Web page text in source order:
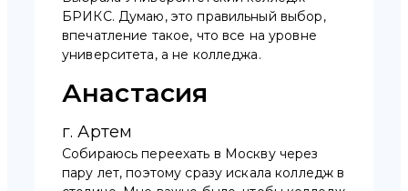
БРИКС. Думаю, это правильный выбор,
впечатление такое, что все на уровне
университета, а не колледжа.
Анастасия
г. Артем
Собираюсь переехать в Москву через
пару лет, поэтому сразу искала колледж в